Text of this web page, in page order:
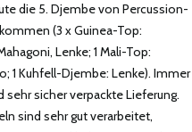
die 5. Djembe von Percussion-
(3 x Guinea-Top:
Lenke; 1 Mali-Top:
1 Kuhfell-Djembe: Lenke). Immer
sehr sicher verpackte Lieferung.
sind sehr gut verarbeitet,